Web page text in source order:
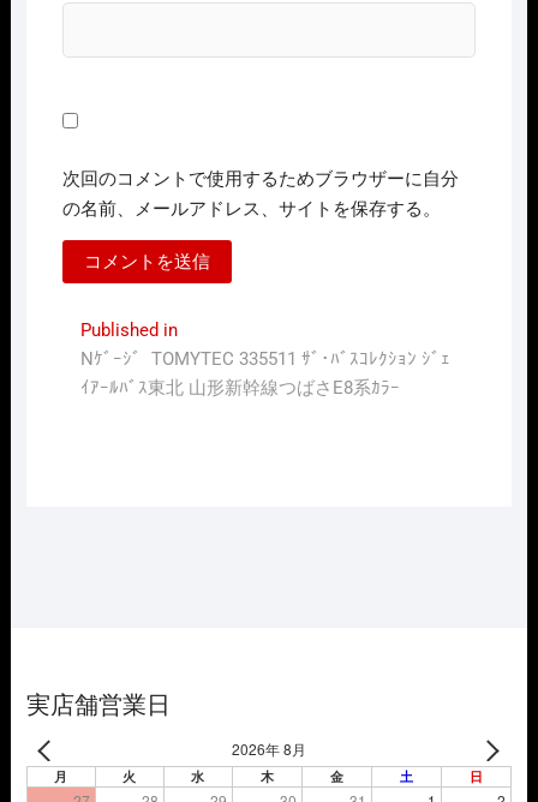
次回のコメントで使用するためブラウザーに自分
の名前、メールアドレス、サイトを保存する。
投
稿
Published in
Nｹﾞｰｼﾞ TOMYTEC 335511 ｻﾞ･ﾊﾞｽｺﾚｸｼｮﾝ ｼﾞｪ
ｲｱｰﾙﾊﾞｽ東北 山形新幹線つばさE8系ｶﾗｰ
実店舗営業日
2026年 8月
月 火 水 木 金 土 日